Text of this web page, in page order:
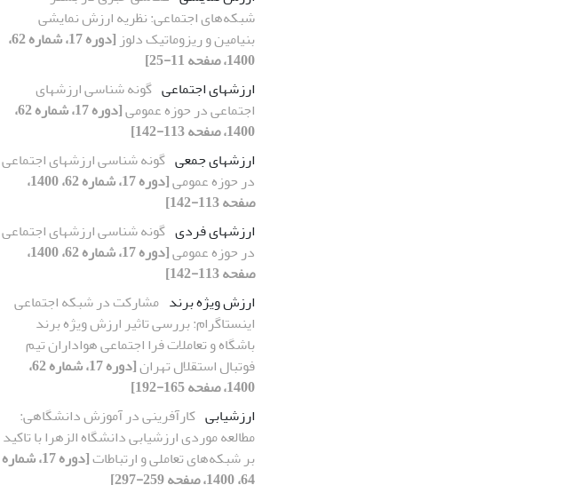
شبکه‌های اجتماعی: نظریه ارزش نمایشی
بنیامین و ریزوماتیک دلوز
[دوره 17، شماره 62،
1400، صفحه 11-25]
ارزشهای اجتماعی گونه شناسی ارزشهای
اجتماعی در حوزه عمومی
[دوره 17، شماره 62،
1400، صفحه 113-142]
ارزشهای جمعی گونه شناسی ارزشهای اجتماعی
در حوزه عمومی
[دوره 17، شماره 62، 1400،
صفحه 113-142]
ارزشهای فردی گونه شناسی ارزشهای اجتماعی
در حوزه عمومی
[دوره 17، شماره 62، 1400،
صفحه 113-142]
ارزش ویژه برند مشارکت در شبکه اجتماعی
اینستاگرام: بررسی تاثیر ارزش ویژه برند
باشگاه و تعاملات فرا اجتماعی هواداران تیم
فوتبال استقلال تهران
[دوره 17، شماره 62،
1400، صفحه 165-192]
ارزشیابی کارآفرینی در آموزش دانشگاهی:
مطالعه موردی ارزشیابی دانشگاه الزهرا با تاکید
بر شبکه‌های تعاملی و ارتباطات
[دوره 17، شماره
64، 1400، صفحه 259-297]